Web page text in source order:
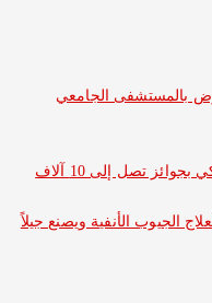
الجامعي
غريب يطلق مسابقة لأفضل شاص كلاسيكي بجوائز تصل إلى 10 آلاف
ويصنع جيلاً